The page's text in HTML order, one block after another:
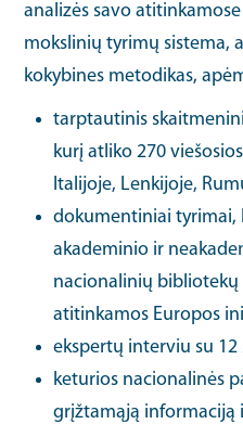
analizės savo
mokslinių tyrimų sistema,
kokybines metodikas,
tarptautinis
kurį atliko 270
Italijoje, Lenkijoje,
dokumentiniai tyrimai,
akademinio ir
nacionalinių bibliotekų
atitinkamos Europos
ekspertų interviu su 12
keturios nacionalinės
grįžtamąją informaciją